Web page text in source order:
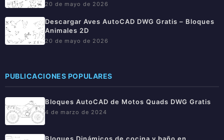
20 de mayo de 2026
Descargar Aves AutoCAD DWG Gratis – Bloques
Animales 2D
20 de mayo de 2026
PUBLICACIONES POPULARES
Bloques AutoCAD de Motos Quads DWG Gratis
4 de marzo de 2024